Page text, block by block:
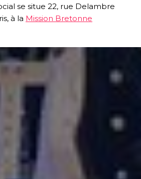
se situe 22, rue Delambre
à la Mission Bretonne